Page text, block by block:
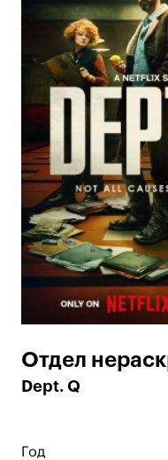
Отдел
Dept. Q
Год